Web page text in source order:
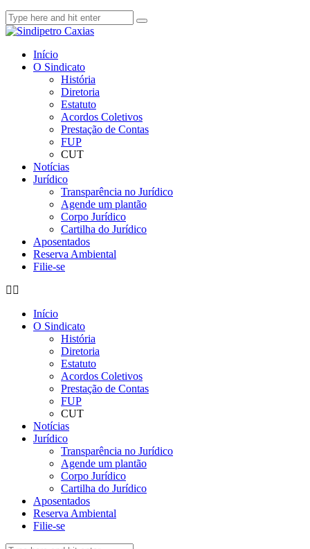
Início
O Sindicato
História
Diretoria
Estatuto
Acordos Coletivos
Prestação de Contas
FUP
CUT
Notícias
Jurídico
Transparência no Jurídico
Agende um plantão
Corpo Jurídico
Cartilha do Jurídico
Aposentados
Reserva Ambiental
Filie-se
Início
O Sindicato
História
Diretoria
Estatuto
Acordos Coletivos
Prestação de Contas
FUP
CUT
Notícias
Jurídico
Transparência no Jurídico
Agende um plantão
Corpo Jurídico
Cartilha do Jurídico
Aposentados
Reserva Ambiental
Filie-se